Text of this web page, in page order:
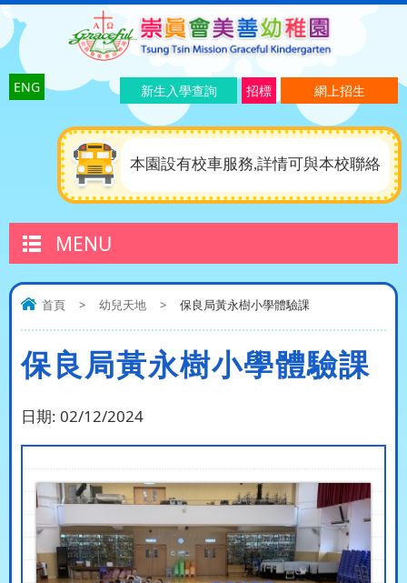
ENG 網上招生
招標
新生入學查詢
本園設有校車服務,詳情可與本校聯絡
MENU
首頁 > 幼兒天地 > 保良局黃永樹小學體驗課
保良局黃永樹小學體驗課
日期: 02/12/2024